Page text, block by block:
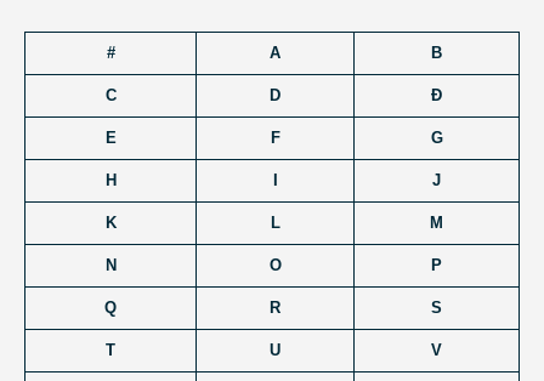
# A B
C D Đ
E F G
H J
K L M
N O P
Q R S
T U V